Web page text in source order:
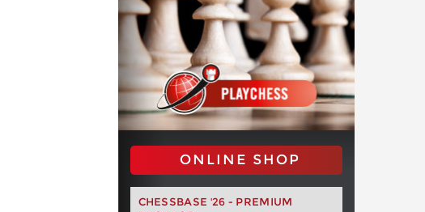
ONLINE SHOP
CHESSBASE '26 - PREMIUM